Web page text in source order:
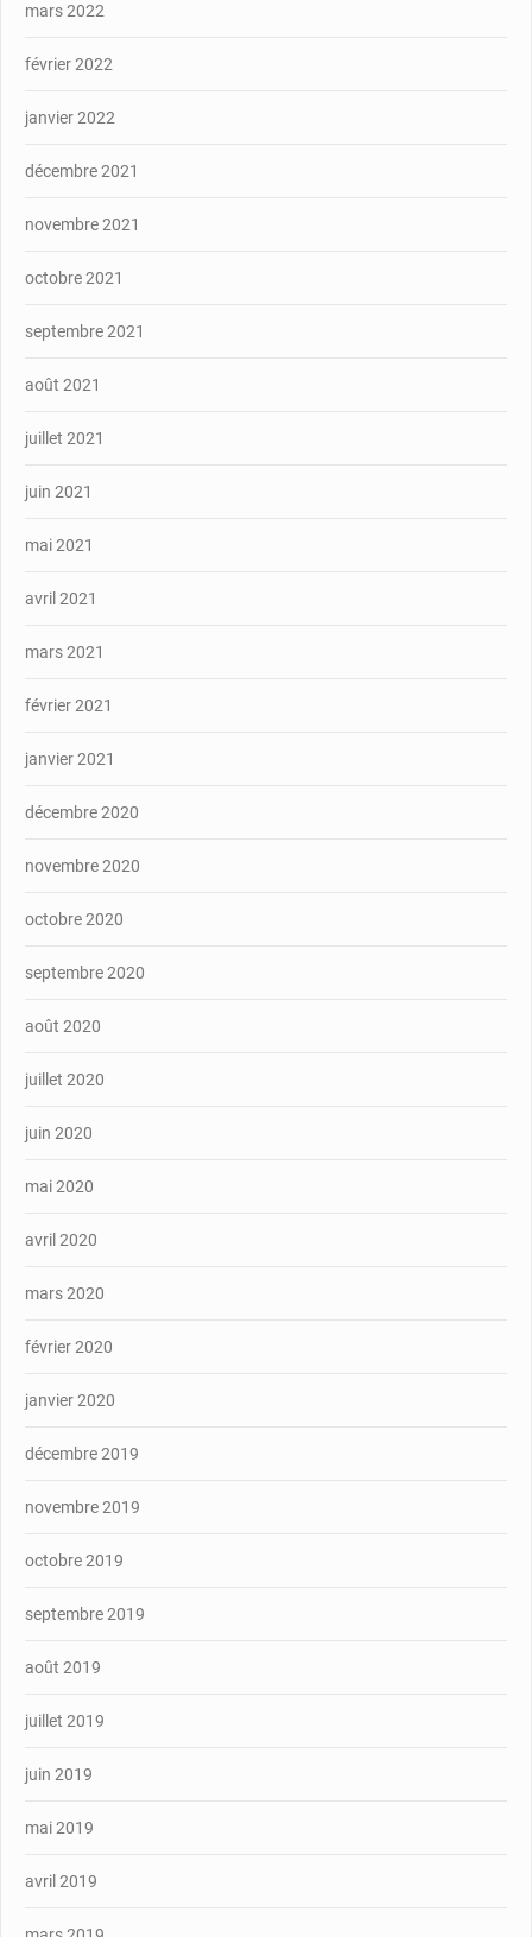
mars 2022
février 2022
janvier 2022
décembre 2021
novembre 2021
octobre 2021
septembre 2021
août 2021
juillet 2021
juin 2021
mai 2021
avril 2021
mars 2021
février 2021
janvier 2021
décembre 2020
novembre 2020
octobre 2020
septembre 2020
août 2020
juillet 2020
juin 2020
mai 2020
avril 2020
mars 2020
février 2020
janvier 2020
décembre 2019
novembre 2019
octobre 2019
septembre 2019
août 2019
juillet 2019
juin 2019
mai 2019
avril 2019